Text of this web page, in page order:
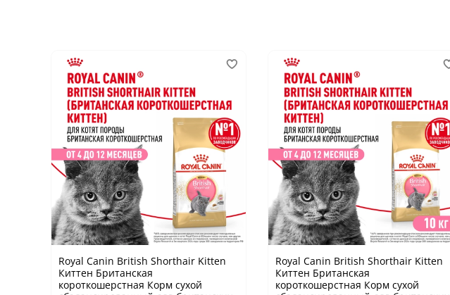
Royal Canin British Shorthair Kitten
Киттен Британская
короткошерстная Корм сухой
Royal Canin British Shorthair Kitten
Киттен Британская
короткошерстная Корм сухой